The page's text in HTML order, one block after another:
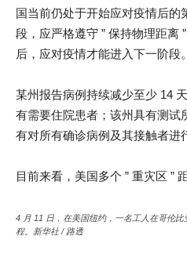
国当前仍处于开始应对疫情后的
段，应严格遵守 ” 保持物理距离
后，应对疫情才能进入下一阶段
某州报告病例持续减少至少 14
有需要住院患者；该州具有测试
有对所有确诊病例及其接触者进
目前来看，美国多个 ” 重灾区 ”
4 月 11 日，在美国纽约，一名工人在哥伦
程。新华社 / 路透